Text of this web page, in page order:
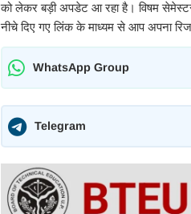
को लेकर बड़ी अपडेट आ रहा है। विषम सेमेस्टर
नीचे दिए गए लिंक के माध्यम से आप अपना
WhatsApp Group
Telegram